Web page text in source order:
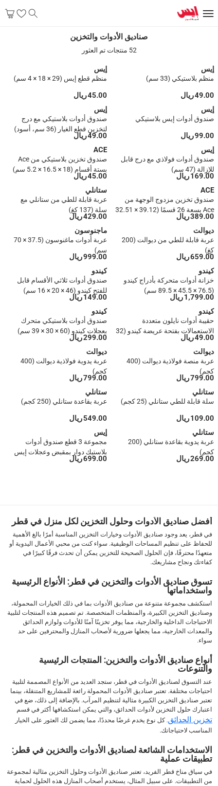
صناديق الأدوات والتخزين
صناديق الأدوات والتخزين
52 منتجات تم العثور
إيس
منظم بلاستيكي (33 سم)
49.00 ريال
إيس
منظم قطع إيس (29 × 18 × 4 سم)
45.00 ريال
إيس
صندوق أدوات إيس بلاستيكي
99.00 ريال
إيس
صندوق أدوات بلاستيكي مع درج
لتخزين قطع الغيار (36 سم، أسود)
49.00 ريال
إيس
صندوق أدوات فولاذي مع درج قابل
للإزالة (47 سم)
169.00 ريال
ACE
صندوق تخزين بلاستيكي من Ace
بستة أقسام (18 × 16.5 × 5.2 سم)
45.00 ريال
ACE
صندوق تخزين مزدوج الوجهة من
Ace بسعة 26 قسمًا (39.12 × 32.51
× 16.31 سم)
389.00 ريال
ستانلي
عربة قابلة للطي من ستانلي مع
سلة (137 كغ)
429.00 ريال
ديوالت
عربة قابلة للطي من ديوالت (200
كغ)
659.00 ريال
ماجنوسون
عربة أدوات ماغنوسون (37.5 × 70
سم)
999.00 ريال
كيندو
خزانة أدوات متحركة بأدراج كيندو
(76.5 × 45.5 × 89.5 سم)
1,799.00 ريال
كيندو
صندوق أدوات ثلاثي الأقسام قابل
للفتح كيندو (46 × 20 × 16 سم)
149.00 ريال
كيندو
حقيبة أدوات نايلون متعددة
الاستعمالات بفتحة عريضة كيندو (32
× 16 × 20 سم)
49.00 ريال
كيندو
صندوق أدوات بلاستيكي متحرك
بعجلات كيندو (60 × 30 × 39 سم)
299.00 ريال
ديوالت
عربة منصة فولاذية ديوالت (400
كجم)
799.00 ريال
ديوالت
عربة يدوية فولاذية ديوالت (400
كجم)
799.00 ريال
ستانلي
سلة قابلة للطي ستانلي (25 كجم)
109.00 ريال
ستانلي
عربة بقاعدة ستانلي (250 كجم)
549.00 ريال
ستانلي
عربة يدوية بقاعدة ستانلي (200
كجم)
269.00 ريال
إيس
مجموعة 3 قطع صندوق أدوات
بلاستيك دوار بمقبض وعجلات إيس
699.00 ريال
››
أفضل صناديق الأدوات وحلول التخزين لكل منزل في قطر
في قطر، يعد وجود صناديق الأدوات وخيارات التخزين المناسبة أمرًا بالغ الأهمية
للحفاظ على تنظيم المساحات الوظيفية. سواء كنت من محبي الأعمال اليدوية أو
متعهدًا محترفًا، فإن الحلول الصحيحة للتخزين يمكن أن تحدث فرقًا كبيرًا في
كفاءتك ونجاح مشاريعك.
تسوق صناديق الأدوات والتخزين في قطر: الأنواع الرئيسية
واستخداماتها
استكشف مجموعة متنوعة من صناديق الأدوات بما في ذلك الخيارات المحمولة،
وصناديق التخزين الكبيرة، والمنظمات المتخصصة. تم تصميم هذه المنتجات لتلبية
الاحتياجات الداخلية والخارجية، مما يوفر تخزينًا آمنًا للأدوات ولوازم الحدائق
والمعدات الخارجية، مما يجعلها ضرورية لأصحاب المنازل والمحترفين على حد
سواء.
أنواع صناديق الأدوات والتخزين: المنتجات الرئيسية
والتنوعات
عند التسوق لصناديق الأدوات في قطر، ستجد العديد من الأنواع المصممة لتلبية
احتياجات مختلفة. تعتبر صناديق الأدوات المحمولة رائعة للمشاريع المتنقلة، بينما
تعتبر صناديق التخزين الكبيرة مثالية لتنظيم المرآب. بالإضافة إلى ذلك، ضع في
اعتبارك حلول التخزين لأدوات الحدائق، والتي يمكن استكشافها أكثر في قسم
تخزين الحدائق. كل نوع يخدم غرضًا محددًا، مما يضمن لك العثور على الخيار
المناسب لاحتياجاتك.
الاستخدامات الشائعة لصناديق الأدوات والتخزين في قطر:
تطبيقات عملية
في سياق مناخ قطر الفريد، تعتبر صناديق الأدوات وحلول التخزين مثالية لمجموعة
من التطبيقات. على سبيل المثال، يستخدم أصحاب المنازل هذه الحلول لحماية